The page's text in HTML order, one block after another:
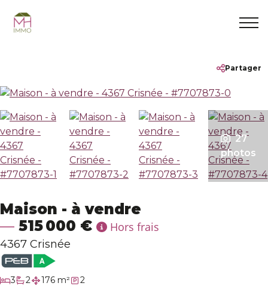
Nos biens
A vendre
A louer
Projets neufs
Vendus
Nos services
Maison - à vendre
515 000 €
Hors frais
4367 Crisnée
3chambres
2
salles de bain
176 m² 2
Partager
27
photos